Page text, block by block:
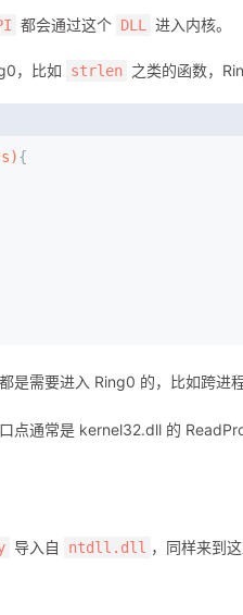
都会通过这个 DLL 进入内核。
，比如 strlen 之类的函数，
{
是需要进入 Ring0 的，比如跨进程
点通常是 kernel32.dll 的
导入自 ntdll.dll ，同样来到